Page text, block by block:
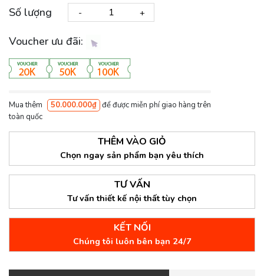
Số lượng - +
Voucher ưu đãi:
Mua thêm 50.000.000₫ để được miễn phí giao hàng trên
toàn quốc
THÊM VÀO GIỎ
Chọn ngay sản phẩm bạn yêu thích
TƯ VẤN
Tư vấn thiết kế nội thất tùy chọn
KẾT NỐI
Chúng tôi luôn bên bạn 24/7